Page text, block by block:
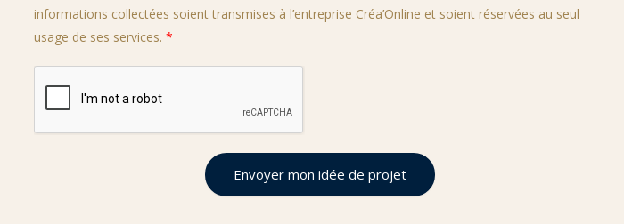
informations collectées soient transmises à l’entreprise Créa’Online et soient réservées au seul
usage de ses services.
Envoyer mon idée de projet